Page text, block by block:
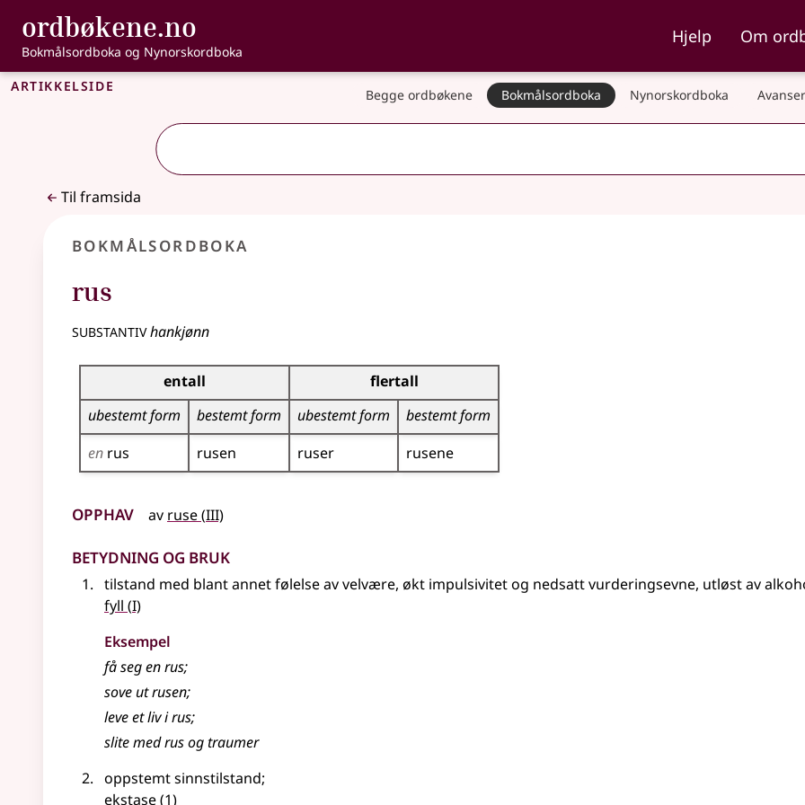
Gå til hovudinnhald
Tilgjenge
ordbøkene.no , Bokmålsordboka og Nynorskordboka
Bokmålsordboka og Nynorskordboka
Hjelp Om
Artikkelside Begge ordbøkene Bokmålsordboka Nynorskordboka
Til framsida
Bokmålsordboka
rus
substantivhankjønn
Bøyingstabell for dette substantivet
entall
flertall
ubestemt form
bestemt form ubestemt form
bestemt form
en rus rusen ruser rusene
Opphav av ruse(3
III)
Betydning og bruk
tilstand med blant annet følelse av velvære, økt impulsivitet og nedsatt vurderingsevne, utløst av
fyll (1
I)
Eksempel
få seg enrus;
sove utrusen;
leve et liv i rus;
slite med rus og traumer
oppstemt sinnstilstand;
ekstase(1)